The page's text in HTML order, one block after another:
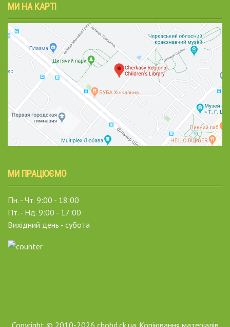
МИ НА КАРТІ
МИ ПРАЦЮЄМО
Пн. - Чт. 9:00 - 18:00
Пт. - Нд. 9:00 - 17:00
Вихідний день - субота